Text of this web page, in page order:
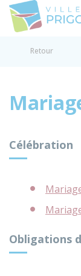
Retour
Célébration
Obligations